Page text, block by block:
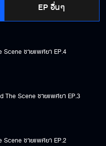
EP อื่นๆ
Scene ชายแพศยา EP.5
Scene ชายแพศยา EP.4
The Scene ชายแพศยา EP.3
Scene ชายแพศยา EP.2